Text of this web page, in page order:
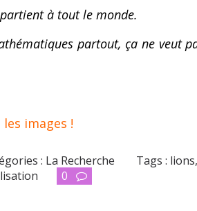
à tout le monde.
partout, ça ne veut
images !
: La Recherche Tags : lions,
0